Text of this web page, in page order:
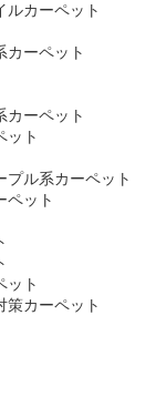
ルカーペット
カーペット
カーペット
ット
プル系カーペット
ペット
ット
策カーペット